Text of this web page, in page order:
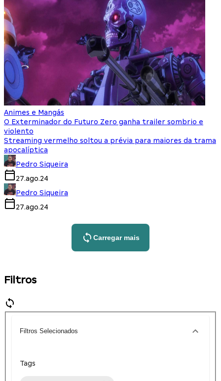
Animes e Mangás
O Exterminador do Futuro Zero ganha trailer sombrio e
violento
Streaming vermelho soltou a prévia para maiores da trama
apocalíptica
Pedro Siqueira
27.ago.24
Pedro Siqueira
27.ago.24
Carregar mais
Filtros
Filtros Selecionados
Tags